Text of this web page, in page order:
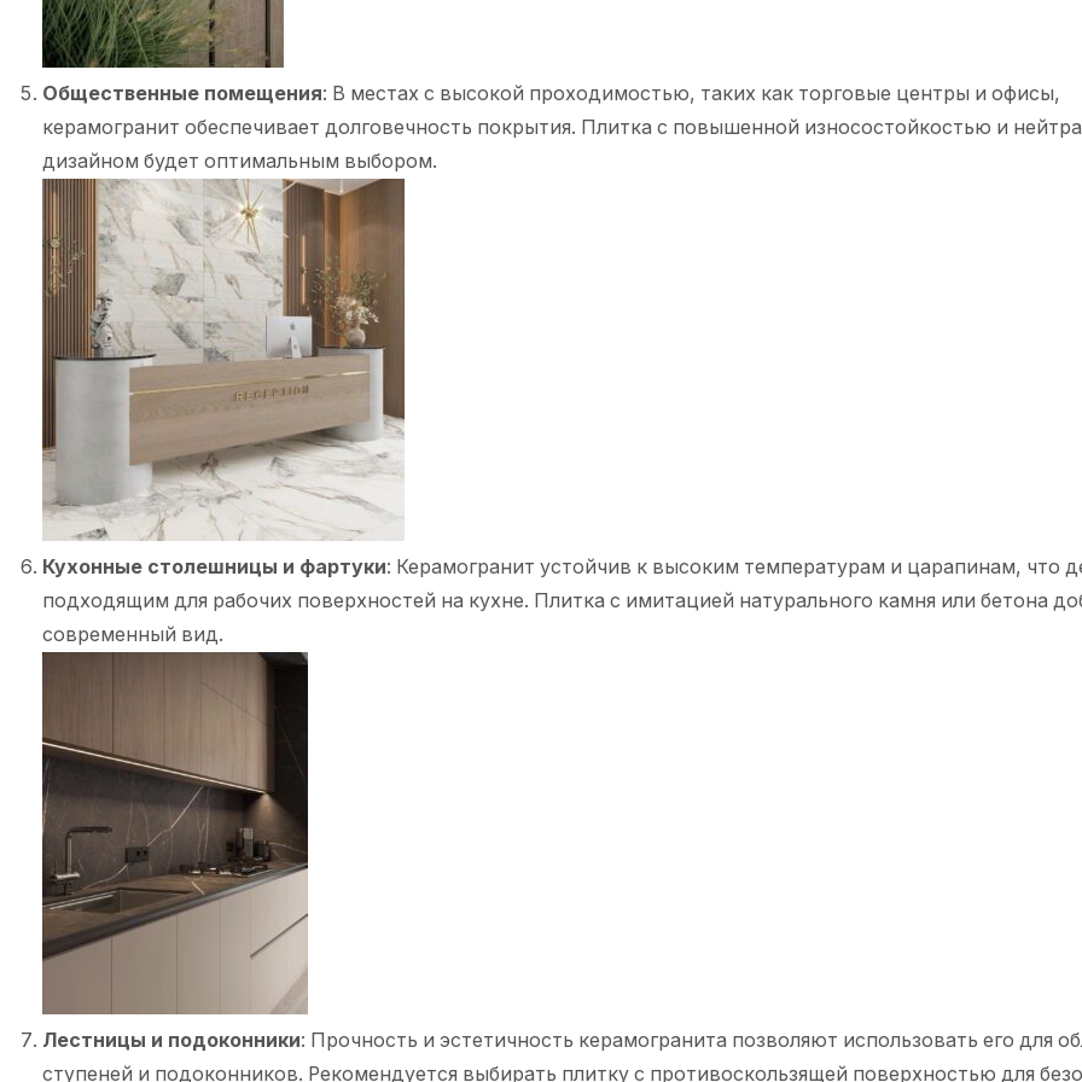
Общественные помещения: В местах с высокой проходимостью, таких как торговые центры и офисы,
керамогранит обеспечивает долговечность покрытия. Плитка с повышенной износостойкостью и
дизайном будет оптимальным выбором.
Кухонные столешницы и фартуки: Керамогранит устойчив к высоким температурам и царапинам, что
подходящим для рабочих поверхностей на кухне. Плитка с имитацией натурального камня или бетона
современный вид.
Лестницы и подоконники: Прочность и эстетичность керамогранита позволяют использовать его для
ступеней и подоконников. Рекомендуется выбирать плитку с противоскользящей поверхностью для